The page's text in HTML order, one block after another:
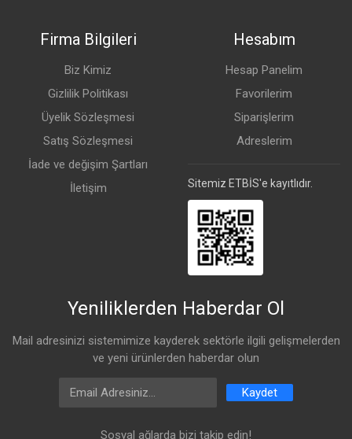
Firma Bilgileri
Biz Kimiz
Gizlilik Politikası
Üyelik Sözleşmesi
Satış Sözleşmesi
İade ve değişim Şartları
İletişim
Hesabım
Hesap Panelim
Favorilerim
Siparişlerim
Adreslerim
Sitemiz ETBİS'e kayıtlıdır.
Yeniliklerden Haberdar Ol
Mail adresinizi sistemimize kayderek sektörle ilgili gelişmelerden
ve yeni ürünlerden haberdar olun
Email Address
Kaydet
Sosyal ağlarda bizi takip edin!